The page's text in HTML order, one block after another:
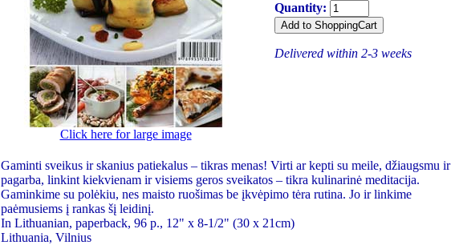
Click here for large image
Quantity:
Delivered within 2-3 weeks
Gaminti sveikus ir skanius patiekalus – tikras menas! Virti ar kepti su meile, džiaugsmu ir
pagarba, linkint kiekvienam ir visiems geros sveikatos – tikra kulinarinė meditacija.
Gaminkime su polėkiu, nes maisto ruošimas be įkvėpimo tėra rutina. Jo ir linkime
paėmusiems į rankas šį leidinį.
In Lithuanian, paperback, 96 p., 12" x 8-1/2" (30 x 21cm)
Lithuania, Vilnius